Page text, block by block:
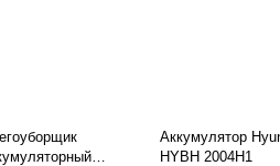
Аккумулятор
HYBH 2004H1